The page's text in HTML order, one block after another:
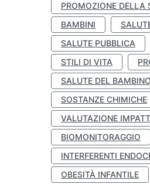
PROMOZIONE DELLA
BAMBINI
SALUTE PUBBLICA
STILI DI VITA
SALUTE DEL BAMBINO
SOSTANZE CHIMICHE
VALUTAZIONE
BIOMONITORAGGIO
INTERFERENTI
OBESITÀ INFANTILE